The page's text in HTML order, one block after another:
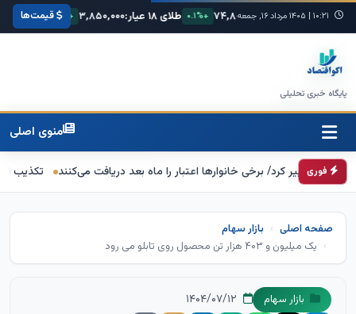
۱۰:۲۱ | ۱۴۰۵ مرداد ۱۶, جمعه +۰.۳% یورو:۷۴,۸۰۰ +۰.۱% طلای ۱۸ عیار: ۳,۸۵۰,۰۰۰ +۱.۲% سکه امامی:
قیمت‌ها
پایگاه خبری تحلیلی
منوی اصلی
فوری
کرد/ برخی خانوارها اعتبار را ماه بعد دریافت می‌کنند تکذیب اعمال ضریب ۲.۷ برای اینترنت بین‌الملل از سوی سازمان
صفحه اصلی
بازار سهام
یک میلیون و ۴۰۳ هزار تن محصول روی تابلو می رود
بازار سهام